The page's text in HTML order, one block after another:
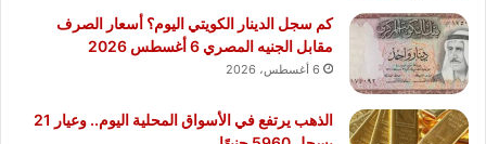
كم سجل الدينار الكويتي اليوم؟ أسعار الصرف
مقابل الجنيه المصري 6 أغسطس 2026
6 أغسطس، 2026
الذهب يرتفع في الأسواق المحلية اليوم.. وعيار 21